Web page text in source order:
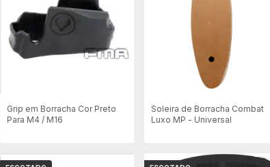
Grip em Borracha Cor Preto
Para M4 / M16
Soleira de Borracha Combat
Luxo MP - Universal